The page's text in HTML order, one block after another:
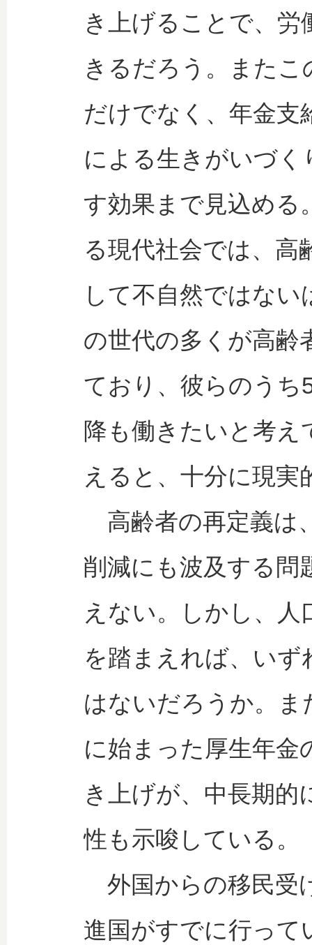
き上げることで、
きるだろう。またこ
だけでなく、年金支
による生きがいづく
す効果まで見込める
る現代社会では、高
して不自然ではな
の世代の多くが高齢
ており、彼らのうち
降も働きたいと考
えると、十分に現
高齢者の再定義は
削減にも波及する問
えない。しかし、
を踏まえれば、い
はないだろうか。ま
に始まった厚生年金
き上げが、中長期的
性も示唆している。
外国からの移民受
進国がすでに行って